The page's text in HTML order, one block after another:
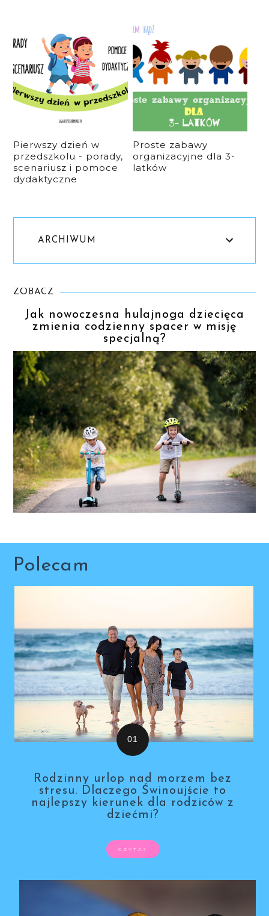
Pierwszy dzień w
przedszkolu - porady,
scenariusz i pomoce
dydaktyczne
Proste zabawy
organizacyjne dla 3-
latków
ARCHIWUM
ZOBACZ
Jak nowoczesna hulajnoga dziecięca
zmienia codzienny spacer w misję
specjalną?
Polecam
Rodzinny urlop nad morzem bez
stresu. Dlaczego Świnoujście to
najlepszy kierunek dla rodziców z
dziećmi?
CZYTAJ